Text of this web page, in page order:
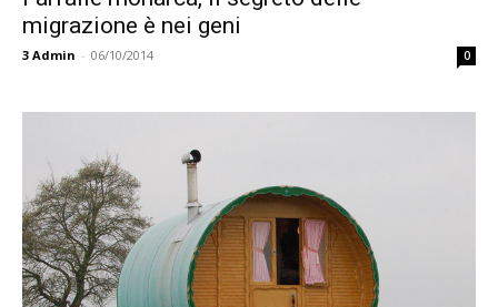
migrazione è nei geni
3 Admin - 06/10/2014 0